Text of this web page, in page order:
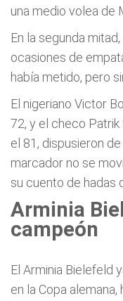
una medio volea de
En la segunda
ocasiones de
había metido, pero
El nigeriano Victor
72, y el checo Patrik
el 81, dispusieron
marcador no se
su cuento de hadas
Arminia
campeón
El Arminia Bielefeld
en la Copa